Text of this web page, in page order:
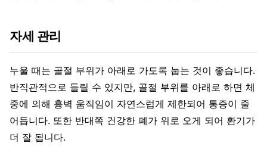
자세 관리
누울 때는 골절 부위가 아래로 가도록 눕는 것이 좋습니다.
반직관적으로 들릴 수 있지만, 골절 부위를 아래로 하면 체
중에 의해 흉벽 움직임이 자연스럽게 제한되어 통증이 줄
어듭니다. 또한 반대쪽 건강한 폐가 위로 오게 되어 환기가
더 잘 됩니다.